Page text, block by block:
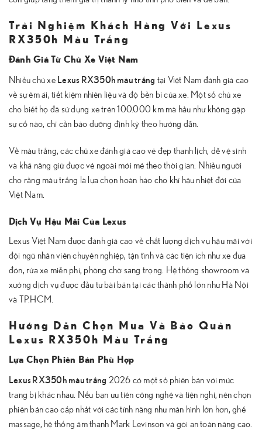
Trải Nghiệm Khách Hàng Với Lexus
RX350h Màu Trắng
Đánh Giá Từ Chủ Xe Việt Nam
Nhiều chủ xe Lexus RX350h màu trắng tại Việt Nam đánh giá cao
về sự êm ái, tiết kiệm nhiên liệu và độ bền bỉ của xe. Một số chủ xe
cho biết họ đã sử dụng xe trên 100.000 km mà hầu như không gặp
sự cố nào, chỉ cần bảo dưỡng định kỳ theo hướng dẫn.
Về màu trắng, các chủ xe đánh giá cao vẻ đẹp thanh lịch, dễ vệ sinh
và khả năng giữ được vẻ ngoài mới mẻ theo thời gian. Nhiều người
cho rằng màu trắng là lựa chọn hoàn hảo cho khí hậu nhiệt đới của
Việt Nam.
Dịch Vụ Hậu Mãi Của Lexus
Lexus Việt Nam được đánh giá cao về chất lượng dịch vụ hậu mãi với
đội ngũ nhân viên chuyên nghiệp, tận tình và các tiện ích như xe đưa
đón, rửa xe miễn phí, phòng chờ sang trọng. Hệ thống showroom và
xưởng dịch vụ được đầu tư bài bản tại các thành phố lớn như Hà Nội
và TP.HCM.
Hướng Dẫn Chọn Mua Và Bảo Quản
Lexus RX350h Màu Trắng
Lựa Chọn Phiên Bản Phù Hợp
Lexus RX350h màu trắng 2026 có một số phiên bản với mức
trang bị khác nhau. Nếu bạn ưu tiên công nghệ và tiện nghi, nên chọn
phiên bản cao cấp nhất với các tính năng như màn hình lớn hơn, ghế
massage, hệ thống âm thanh Mark Levinson và gói an toàn nâng cao.